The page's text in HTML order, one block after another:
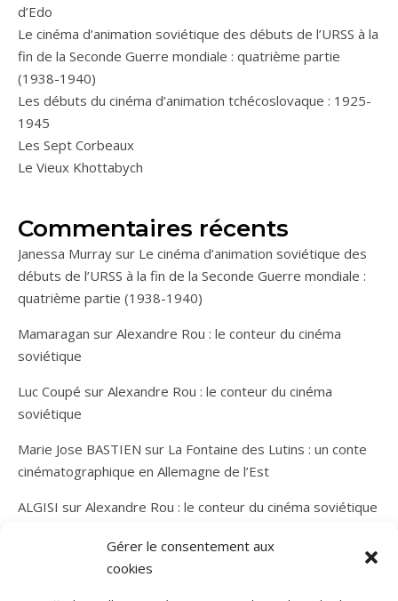
Gérer le consentement aux
cookies
d’Edo
Le cinéma d’animation soviétique des débuts de l’URSS à la
fin de la Seconde Guerre mondiale : quatrième partie
(1938-1940)
Les débuts du cinéma d’animation tchécoslovaque : 1925-
1945
Les Sept Corbeaux
Le Vieux Khottabych
Commentaires récents
Janessa Murray sur Le cinéma d’animation soviétique des
débuts de l’URSS à la fin de la Seconde Guerre mondiale :
quatrième partie (1938-1940)
Mamaragan sur Alexandre Rou : le conteur du cinéma
soviétique
Luc Coupé sur Alexandre Rou : le conteur du cinéma
soviétique
Marie Jose BASTIEN sur La Fontaine des Lutins : un conte
cinématographique en Allemagne de l’Est
ALGISI sur Alexandre Rou : le conteur du cinéma soviétique